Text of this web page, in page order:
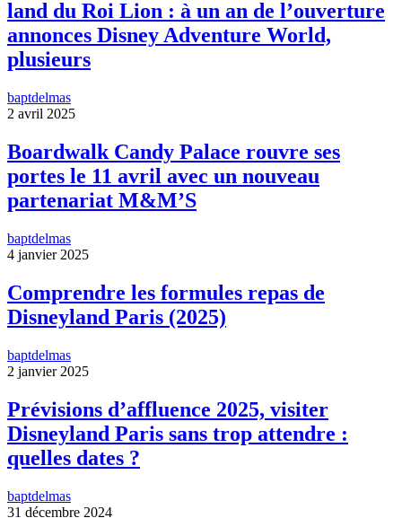
land du Roi Lion : à un an de l’ouverture
annonces Disney Adventure World,
plusieurs
baptdelmas
2 avril 2025
Boardwalk Candy Palace rouvre ses
portes le 11 avril avec un nouveau
partenariat M&M’S
baptdelmas
4 janvier 2025
Comprendre les formules repas de
Disneyland Paris (2025)
baptdelmas
2 janvier 2025
Prévisions d’affluence 2025, visiter
Disneyland Paris sans trop attendre :
quelles dates ?
baptdelmas
31 décembre 2024